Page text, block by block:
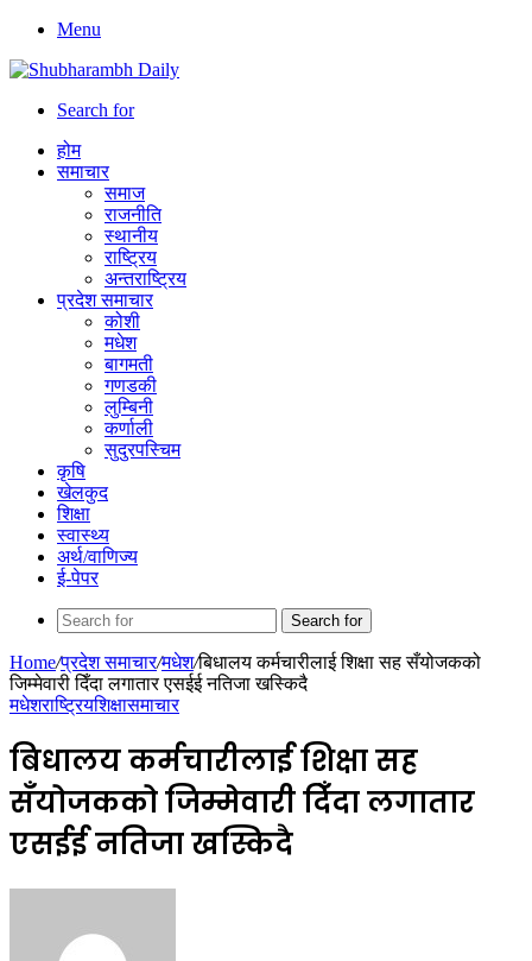
Menu
Search for
होम
समाचार
समाज
राजनीति
स्थानीय
राष्ट्रिय
अन्तराष्ट्रिय
प्रदेश समाचार
कोशी
मधेश
बागमती
गणडकी
लुम्बिनी
कर्णाली
सुदुरपस्चिम
कृषि
खेलकुद
शिक्षा
स्वास्थ्य
अर्थ/वाणिज्य
ई-पेपर
Search for
Home/प्रदेश समाचार/मधेश/बिधालय कर्मचारीलाई शिक्षा सह सँयोजकको
जिम्मेवारी दिँदा लगातार एसईई नतिजा खस्किदै
मधेशराष्ट्रियशिक्षासमाचार
बिधालय कर्मचारीलाई शिक्षा सह
सँयोजकको जिम्मेवारी दिँदा लगातार
एसईई नतिजा खस्किदै